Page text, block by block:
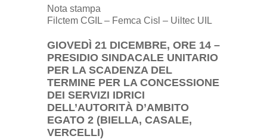
Nota stampa
Filctem CGIL – Femca Cisl – Uiltec UIL
GIOVEDÌ 21 DICEMBRE, ORE 14 –
PRESIDIO SINDACALE UNITARIO
PER LA SCADENZA DEL
TERMINE PER LA CONCESSIONE
DEI SERVIZI IDRICI
DELL’AUTORITÀ D’AMBITO
EGATO 2 (BIELLA, CASALE,
VERCELLI)